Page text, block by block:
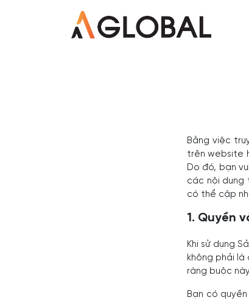
Bằng việc
trên website
Do đó, bạn
các nội dung
có thể cập
1. Quyền
Khi sử dụng
không phải
ràng buộc
Bạn có